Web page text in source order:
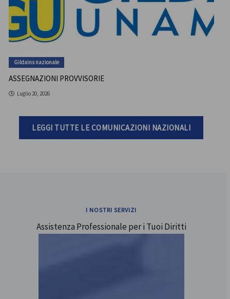
Gildains nazionale
ASSEGNAZIONI PROVVISORIE
Luglio 20, 2026
LEGGI TUTTE LE COMUNICAZIONI NAZIONALI
I NOSTRI SERVIZI
Assistenza Professionale per i Tuoi Diritti